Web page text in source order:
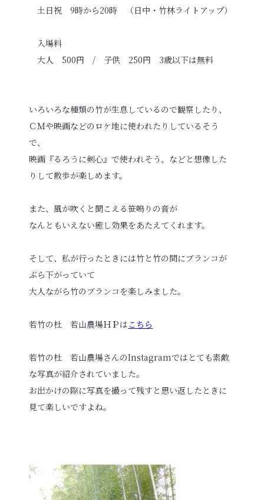
土日祝 9時から20時 （日中・竹林ライトアップ）
入場料
大人 500円 / 子供 250円 3歳以下は無料
いろいろな種類の竹が生息しているので観察したり、
ＣＭや映画などのロケ地に使われたりしているそう
で、
映画『るろうに剣心』で使われそう、などと想像した
りして散歩が楽しめます。
また、風が吹くと聞こえる笹鳴りの音が
なんともいえない癒し効果をあたえてくれます。
そして、私が行ったときには竹と竹の間にブランコが
ぶら下がっていて
大人ながら竹のブランコを楽しみました。
若竹の杜 若山農場ＨＰは こちら
若竹の杜 若山農場さんのInstagramではとても素敵
な写真が紹介されていました。
お出かけの際に写真を撮って残すと思い返したときに
見て楽しいですよね。